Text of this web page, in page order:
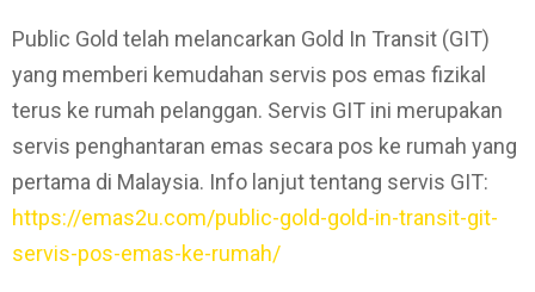
Public Gold telah melancarkan Gold In Transit (GIT)
yang memberi kemudahan servis pos emas fizikal
terus ke rumah pelanggan. Servis GIT ini merupakan
servis penghantaran emas secara pos ke rumah yang
pertama di Malaysia. Info lanjut tentang servis GIT:
https://emas2u.com/public-gold-gold-in-transit-git-
servis-pos-emas-ke-rumah/